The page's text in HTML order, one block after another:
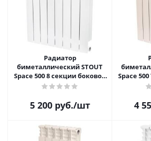
Радиатор
биметаллический STOUT
Space 500 8 секции боковое
подключение SRB-0310-
5 200руб./шт
Space
4